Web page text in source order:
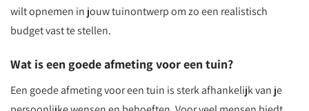
wilt opnemen in jouw tuinontwerp om zo een realistisch
budget vast te stellen.
Wat is een goede afmeting voor een tuin?
Een goede afmeting voor een tuin is sterk afhankelijk van je